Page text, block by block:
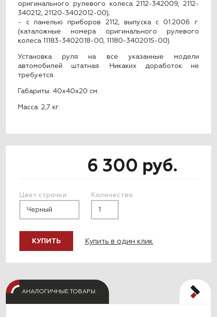
оригинального рулевого колеса 2112-342009, 2112-
340212, 21120-3402012-00);
- с панелью приборов 2112, выпуска с 01.2006 г.
(каталожные номера оригинального рулевого
колеса 11183-3402018-00, 11180-3402015-00).
Установка руля на все указанные модели
автомобилей штатная. Никаких доработок не
требуется.
Габариты: 40x40x20 см.
Масса: 2,7 кг.
6 300 руб.
Цвет строчки Количество
КУПИТЬ Купить в один клик
АНАЛОГИЧНЫЕ ТОВАРЫ